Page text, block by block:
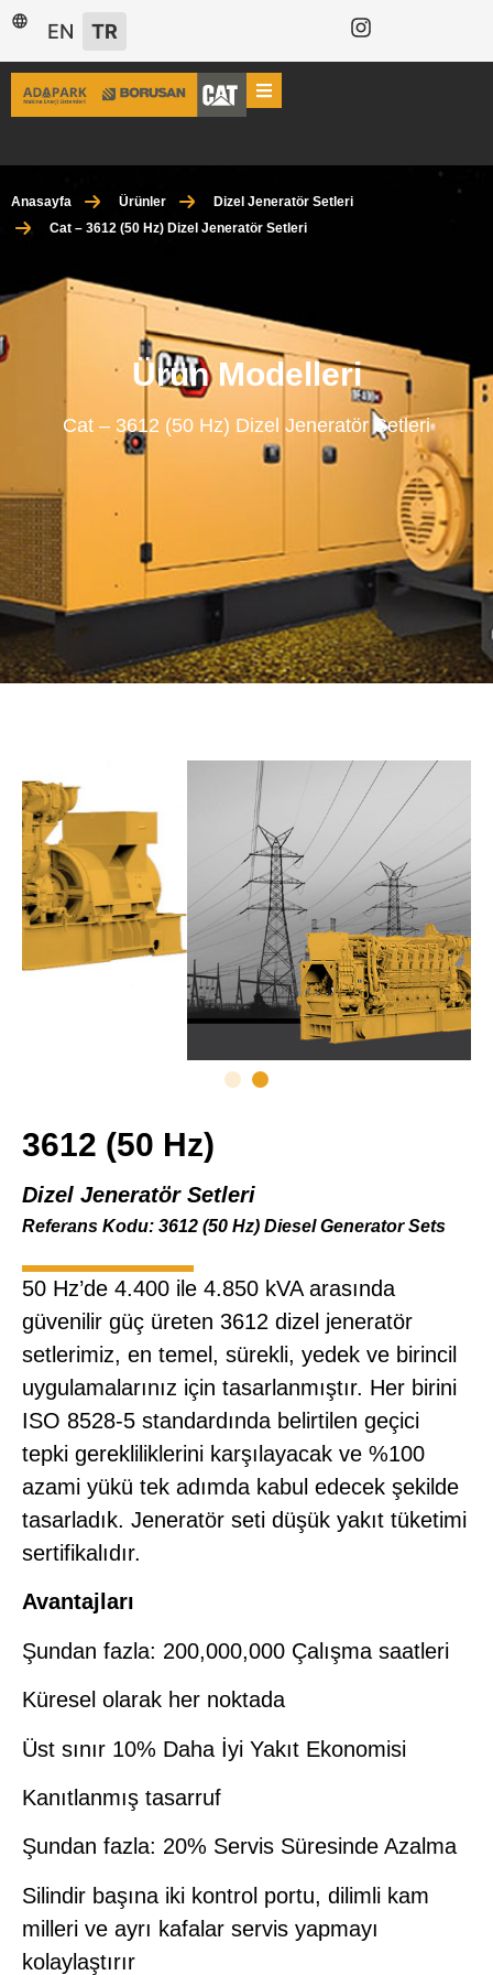
EN TR
Anasayfa Ürünler
Dizel Jeneratör Setleri
Cat – 3612 (50 Hz) Dizel Jeneratör Setleri
Ürün Modelleri
Cat – 3612 (50 Hz) Dizel Jeneratör Setleri
3612 (50 Hz)
Dizel Jeneratör Setleri
Referans Kodu: 3612 (50 Hz) Diesel Generator Sets
50 Hz’de 4.400 ile 4.850 kVA arasında
güvenilir güç üreten 3612 dizel jeneratör
setlerimiz, en temel, sürekli, yedek ve birincil
uygulamalarınız için tasarlanmıştır. Her birini
ISO 8528-5 standardında belirtilen geçici
tepki gerekliliklerini karşılayacak ve %100
azami yükü tek adımda kabul edecek şekilde
tasarladık. Jeneratör seti düşük yakıt tüketimi
sertifikalıdır.
Avantajları
Şundan fazla: 200,000,000 Çalışma saatleri
Küresel olarak her noktada
Üst sınır 10% Daha İyi Yakıt Ekonomisi
Kanıtlanmış tasarruf
Şundan fazla: 20% Servis Süresinde Azalma
Silindir başına iki kontrol portu, dilimli kam
milleri ve ayrı kafalar servis yapmayı
kolaylaştırır